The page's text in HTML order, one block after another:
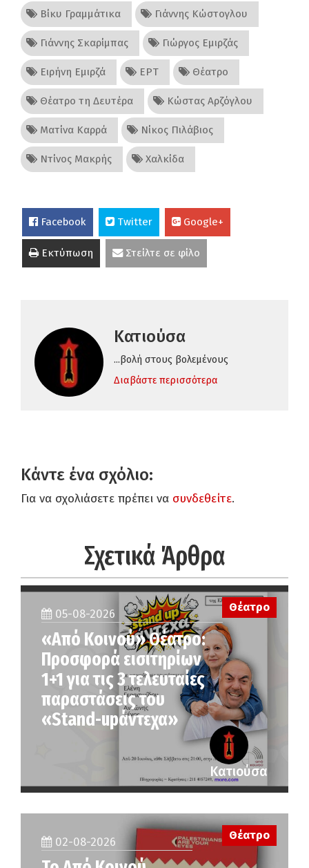
Βίκυ Γραμμάτικα Γιάννης Κώστογλου
Γιάννης Σκαρίμπας Γιώργος Εμιρζάς
Ειρήνη Εμιρζά ΕΡΤ Θέατρο
Θέατρο τη Δευτέρα Κώστας Αρζόγλου
Ματίνα Καρρά Νίκος Πιλάβιος
Ντίνος Μακρής Χαλκίδα
Facebook Twitter Google+
Εκτύπωση Στείλτε σε φίλο
Κατιούσα
...βολή στους βολεμένους
Διαβάστε περισσότερα
Κάντε ένα σχόλιο:
Για να σχολιάσετε πρέπει να συνδεθείτε.
Σχετικά Άρθρα
Θέατρο
05-08-2026
«Από Κοινού» Θέατρο:
Προσφορά εισιτηρίων
1+1 για τις 3 τελευταίες
παραστάσεις του
«Stand-upάντεχα»
Κατιούσα
02-08-2026
Θέατρο